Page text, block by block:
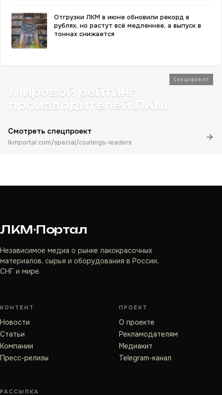
Отгрузки ЛКМ в июне обновили рекорд в
рублях, но растут всё медленнее, а выпуск в
тоннах снижается
Спецпроект
Мировой рейтинг
производителей ЛКМ
Смотреть спецпроект
lkmportal.com/special/coatings-leaders
ЛКМ·Портал
Независимое медиа о рынке лакокрасочных
материалов, сырья и оборудования в России,
СНГ и мире.
КОНТЕНТ
Новости
Статьи
Компании
Пресс-релизы
ПРОЕКТ
О проекте
Рекламодателям
Медиакит
Telegram-канал
РАССЫЛКА